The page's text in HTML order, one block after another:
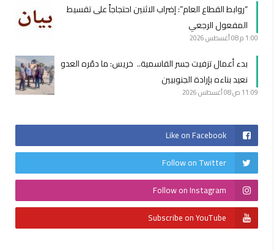
“روابط القطاع العام”: إضراب الاثنين احتجاجاً على تقسيط
المفعول الرجعي
1:00 م 08 أغسطس 2026
بدء أعمال تزفيت جسر القاسمية.. خريس: ما دمّره العدو
نعيد بناءه بإرادة الجنوبيين
11:09 ص 08 أغسطس 2026
Like on Facebook
Follow on Twitter
Follow on Instagram
Subscribe on YouTube